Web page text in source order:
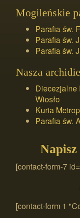
Mogileńskie
Parafia św.
Parafia św.
Parafia św.
Nasza
Diecezjalne
Wiosło
Kuria
Parafia św.
[contact-form-7
[contact-form 1